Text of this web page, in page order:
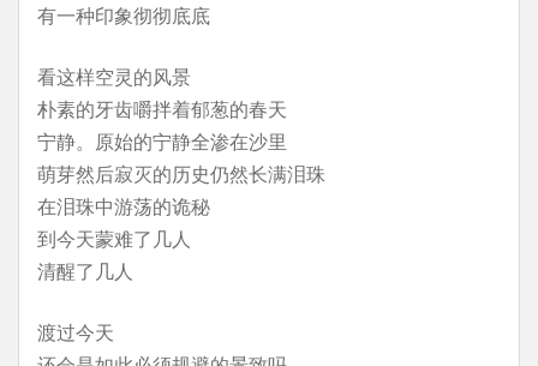
有一种印象彻彻底底
看这样空灵的风景
朴素的牙齿嚼拌着郁葱的春天
宁静。原始的宁静全渗在沙里
萌芽然后寂灭的历史仍然长满泪珠
在泪珠中游荡的诡秘
到今天蒙难了几人
清醒了几人
渡过今天